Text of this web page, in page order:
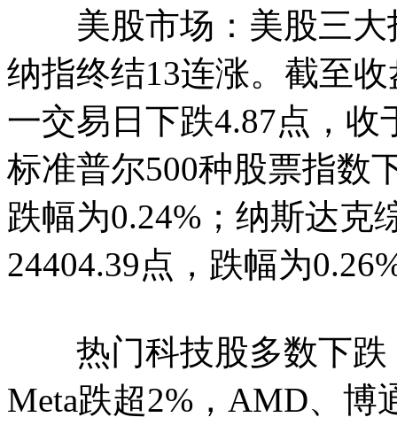
美股市场：美股三大
纳指终结13连涨。截至
一交易日下跌4.87点，收
标准普尔500种股票指数
跌幅为0.24%；纳斯达克
24404.39点，跌幅为
热门科技股多数下跌
Meta跌超2%，AMD、博